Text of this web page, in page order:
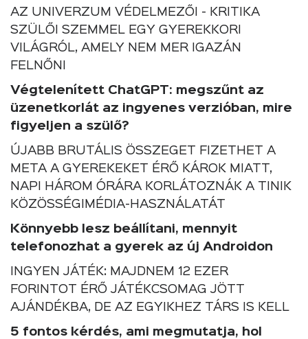
AZ UNIVERZUM VÉDELMEZŐI - KRITIKA
SZÜLŐI SZEMMEL EGY GYEREKKORI
VILÁGRÓL, AMELY NEM MER IGAZÁN
FELNŐNI
Végtelenített ChatGPT: megszűnt az
üzenetkorlát az ingyenes verzióban, mire
figyeljen a szülő?
ÚJABB BRUTÁLIS ÖSSZEGET FIZETHET A
META A GYEREKEKET ÉRŐ KÁROK MIATT,
NAPI HÁROM ÓRÁRA KORLÁTOZNÁK A TINIK
KÖZÖSSÉGIMÉDIA-HASZNÁLATÁT
Könnyebb lesz beállítani, mennyit
telefonozhat a gyerek az új Androidon
INGYEN JÁTÉK: MAJDNEM 12 EZER
FORINTOT ÉRŐ JÁTÉKCSOMAG JÖTT
AJÁNDÉKBA, DE AZ EGYIKHEZ TÁRS IS KELL
5 fontos kérdés, ami megmutatja, hol